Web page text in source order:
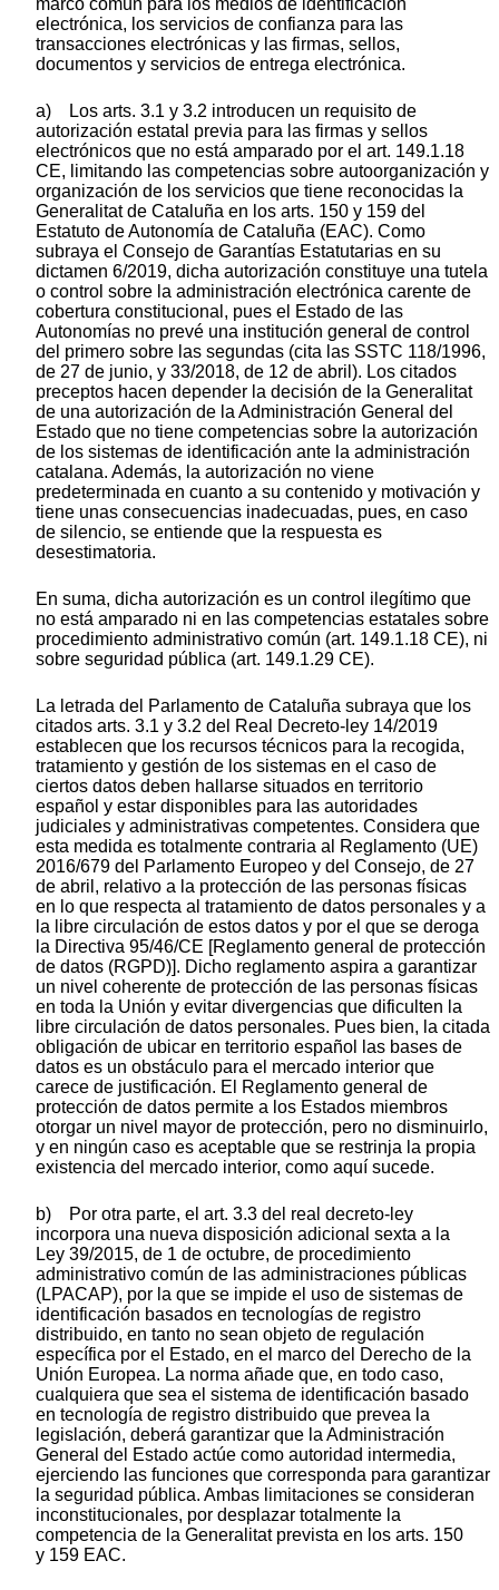
electrónica, los servicios de confianza para las
transacciones electrónicas y las firmas, sellos,
documentos y servicios de entrega electrónica.
a) Los arts. 3.1 y 3.2 introducen un requisito de
autorización estatal previa para las firmas y sellos
electrónicos que no está amparado por el art. 149.1.18
CE, limitando las competencias sobre autoorganización y
organización de los servicios que tiene reconocidas la
Generalitat de Cataluña en los arts. 150 y 159 del
Estatuto de Autonomía de Cataluña (EAC). Como
subraya el Consejo de Garantías Estatutarias en su
dictamen 6/2019, dicha autorización constituye una tutela
o control sobre la administración electrónica carente de
cobertura constitucional, pues el Estado de las
Autonomías no prevé una institución general de control
del primero sobre las segundas (cita las SSTC 118/1996,
de 27 de junio, y 33/2018, de 12 de abril). Los citados
preceptos hacen depender la decisión de la Generalitat
de una autorización de la Administración General del
Estado que no tiene competencias sobre la autorización
de los sistemas de identificación ante la administración
catalana. Además, la autorización no viene
predeterminada en cuanto a su contenido y motivación y
tiene unas consecuencias inadecuadas, pues, en caso
de silencio, se entiende que la respuesta es
desestimatoria.
En suma, dicha autorización es un control ilegítimo que
no está amparado ni en las competencias estatales sobre
procedimiento administrativo común (art. 149.1.18 CE), ni
sobre seguridad pública (art. 149.1.29 CE).
La letrada del Parlamento de Cataluña subraya que los
citados arts. 3.1 y 3.2 del Real Decreto-ley 14/2019
establecen que los recursos técnicos para la recogida,
tratamiento y gestión de los sistemas en el caso de
ciertos datos deben hallarse situados en territorio
español y estar disponibles para las autoridades
judiciales y administrativas competentes. Considera que
esta medida es totalmente contraria al Reglamento (UE)
2016/679 del Parlamento Europeo y del Consejo, de 27
de abril, relativo a la protección de las personas físicas
en lo que respecta al tratamiento de datos personales y a
la libre circulación de estos datos y por el que se deroga
la Directiva 95/46/CE [Reglamento general de protección
de datos (RGPD)]. Dicho reglamento aspira a garantizar
un nivel coherente de protección de las personas físicas
en toda la Unión y evitar divergencias que dificulten la
libre circulación de datos personales. Pues bien, la citada
obligación de ubicar en territorio español las bases de
datos es un obstáculo para el mercado interior que
carece de justificación. El Reglamento general de
protección de datos permite a los Estados miembros
otorgar un nivel mayor de protección, pero no disminuirlo,
y en ningún caso es aceptable que se restrinja la propia
existencia del mercado interior, como aquí sucede.
b) Por otra parte, el art. 3.3 del real decreto-ley
incorpora una nueva disposición adicional sexta a la
Ley 39/2015, de 1 de octubre, de procedimiento
administrativo común de las administraciones públicas
(LPACAP), por la que se impide el uso de sistemas de
identificación basados en tecnologías de registro
distribuido, en tanto no sean objeto de regulación
específica por el Estado, en el marco del Derecho de la
Unión Europea. La norma añade que, en todo caso,
cualquiera que sea el sistema de identificación basado
en tecnología de registro distribuido que prevea la
legislación, deberá garantizar que la Administración
General del Estado actúe como autoridad intermedia,
ejerciendo las funciones que corresponda para garantizar
la seguridad pública. Ambas limitaciones se consideran
inconstitucionales, por desplazar totalmente la
competencia de la Generalitat prevista en los arts. 150
y 159 EAC.